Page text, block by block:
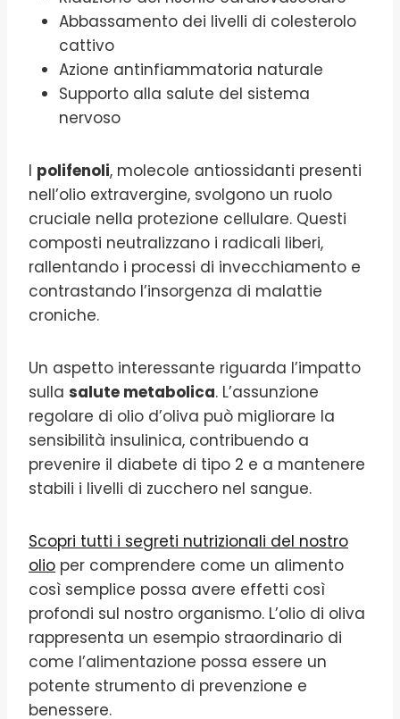
Abbassamento dei livelli di colesterolo
cattivo
Azione antinfiammatoria naturale
Supporto alla salute del sistema
nervoso
I polifenoli, molecole antiossidanti presenti
nell’olio extravergine, svolgono un ruolo
cruciale nella protezione cellulare. Questi
composti neutralizzano i radicali liberi,
rallentando i processi di invecchiamento e
contrastando l’insorgenza di malattie
croniche.
Un aspetto interessante riguarda l’impatto
sulla salute metabolica. L’assunzione
regolare di olio d’oliva può migliorare la
sensibilità insulinica, contribuendo a
prevenire il diabete di tipo 2 e a mantenere
stabili i livelli di zucchero nel sangue.
Scopri tutti i segreti nutrizionali del nostro
olio per comprendere come un alimento
così semplice possa avere effetti così
profondi sul nostro organismo. L’olio di oliva
rappresenta un esempio straordinario di
come l’alimentazione possa essere un
potente strumento di prevenzione e
benessere.